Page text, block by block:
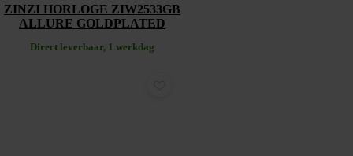
ZINZI HORLOGE ZIW2533GB
ALLURE GOLDPLATED
Direct leverbaar, 1 werkdag